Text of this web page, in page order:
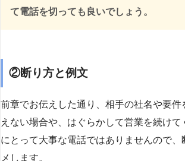
て電話を切っても良いでしょう。
②断り方と例文
前章でお伝えした通り、相手の社名や要件
えない場合や、はぐらかして営業を続けて
にとって大事な電話ではありませんので、
メします。